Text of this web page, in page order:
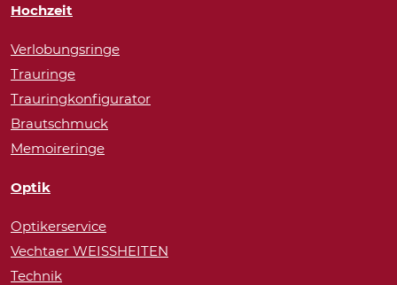
Hochzeit
Verlobungsringe
Trauringe
Trauringkonfigurator
Brautschmuck
Memoireringe
Optik
Optikerservice
Vechtaer WEISSHEITEN
Technik